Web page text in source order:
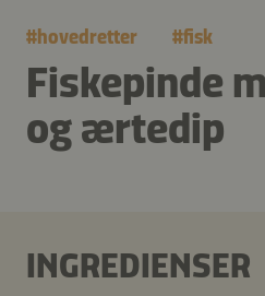
#hovedretter #fisk
Fiskepinde
og ærtedip
INGREDIENSER